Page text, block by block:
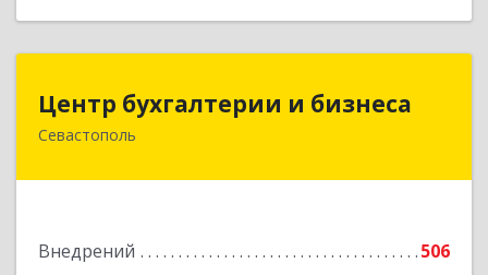
Центр бухгалтерии и бизнеса
Севастополь
Внедрений
506
Центр бухгалтерии и бизнеса
299026, Севастополь г, Качинский туп, дом №